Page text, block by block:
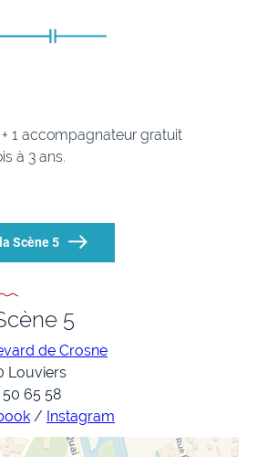
1 accompagnateur gratuit
à 3 ans.
Scène 5
5
de Crosne
Louviers
50 65 58
/ Instagram